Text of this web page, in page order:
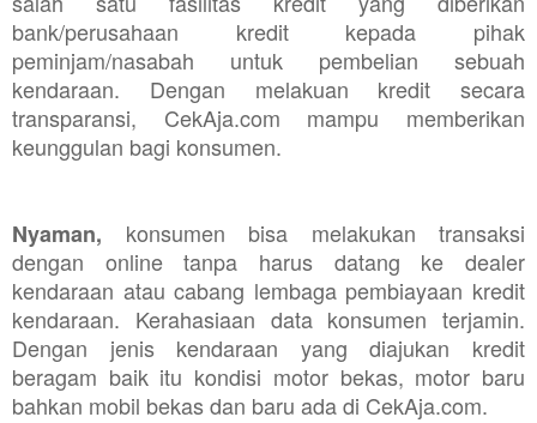
bank/perusahaan kredit kepada pihak
peminjam/nasabah untuk pembelian sebuah
kendaraan. Dengan melakuan kredit secara
transparansi, CekAja.com mampu memberikan
keunggulan bagi konsumen.
Nyaman, konsumen bisa melakukan transaksi
dengan online tanpa harus datang ke dealer
kendaraan atau cabang lembaga pembiayaan kredit
kendaraan. Kerahasiaan data konsumen terjamin.
Dengan jenis kendaraan yang diajukan kredit
beragam baik itu kondisi motor bekas, motor baru
bahkan mobil bekas dan baru ada di CekAja.com.